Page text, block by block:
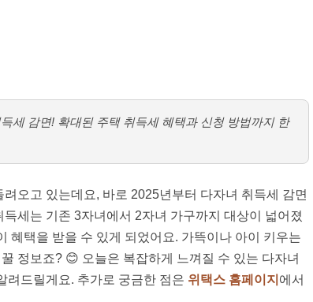
세 감면! 확대된 주택 취득세 혜택과 신청 방법까지 한
오고 있는데요, 바로 2025년부터 다자녀 취득세 감면
세는 기존 3자녀에서 2자녀 가구까지 대상이 넓어졌
혜택을 받을 수 있게 되었어요. 가뜩이나 아이 키우는
정보죠? 😊 오늘은 복잡하게 느껴질 수 있는 다자녀
려드릴게요. 추가로 궁금한 점은 위택스 홈페이지 에서